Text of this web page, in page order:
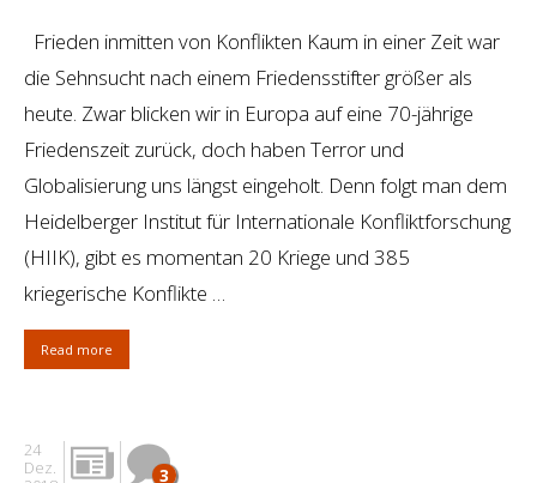
Frieden inmitten von Konflikten Kaum in einer Zeit war
die Sehnsucht nach einem Friedensstifter größer als
heute. Zwar blicken wir in Europa auf eine 70-jährige
Friedenszeit zurück, doch haben Terror und
Globalisierung uns längst eingeholt. Denn folgt man dem
Heidelberger Institut für Internationale Konfliktforschung
(HIIK), gibt es momentan 20 Kriege und 385
kriegerische Konflikte …
Read more
24
Dez.
3